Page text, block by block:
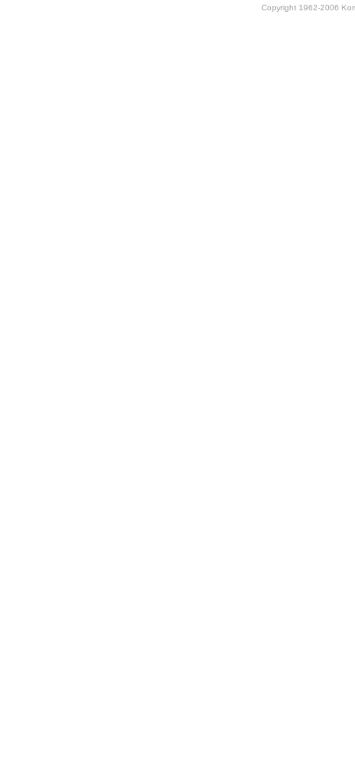
Copyright 1962-2006